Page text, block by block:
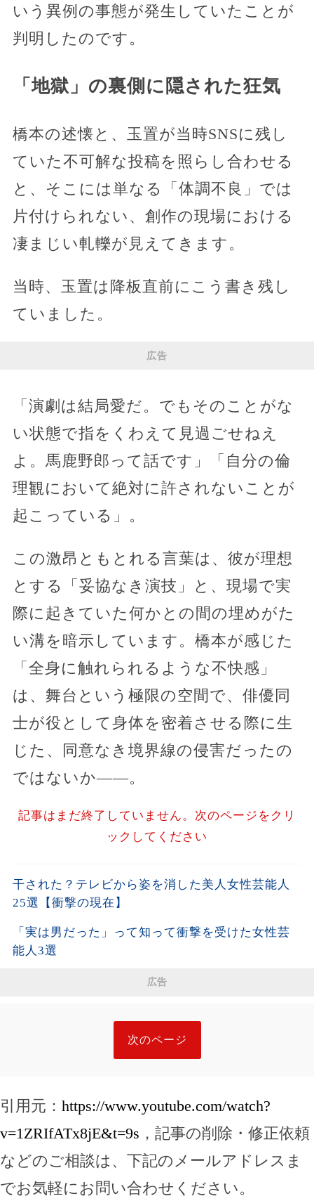
いう異例の事態が発生していたことが
判明したのです。
「地獄」の裏側に隠された狂気
橋本の述懐と、玉置が当時SNSに残し
ていた不可解な投稿を照らし合わせる
と、そこには単なる「体調不良」では
片付けられない、創作の現場における
凄まじい軋轢が見えてきます。
当時、玉置は降板直前にこう書き残し
ていました。
広告
「演劇は結局愛だ。でもそのことがな
い状態で指をくわえて見過ごせねえ
よ。馬鹿野郎って話です」「自分の倫
理観において絶対に許されないことが
起こっている」。
この激昂ともとれる言葉は、彼が理想
とする「妥協なき演技」と、現場で実
際に起きていた何かとの間の埋めがた
い溝を暗示しています。橋本が感じた
「全身に触れられるような不快感」
は、舞台という極限の空間で、俳優同
士が役として身体を密着させる際に生
じた、同意なき境界線の侵害だったの
ではないか——。
記事はまだ終了していません。次のページをクリ
ックしてください
干された？テレビから姿を消した美人女性芸能人
25選【衝撃の現在】
「実は男だった」って知って衝撃を受けた女性芸
能人3選
広告
次のページ
引用元： https://www.youtube.com/watch?
v=1ZRIfATx8jE&t=9s ，記事の削除・修正依頼
などのご相談は、下記のメールアドレスま
でお気軽にお問い合わせください。